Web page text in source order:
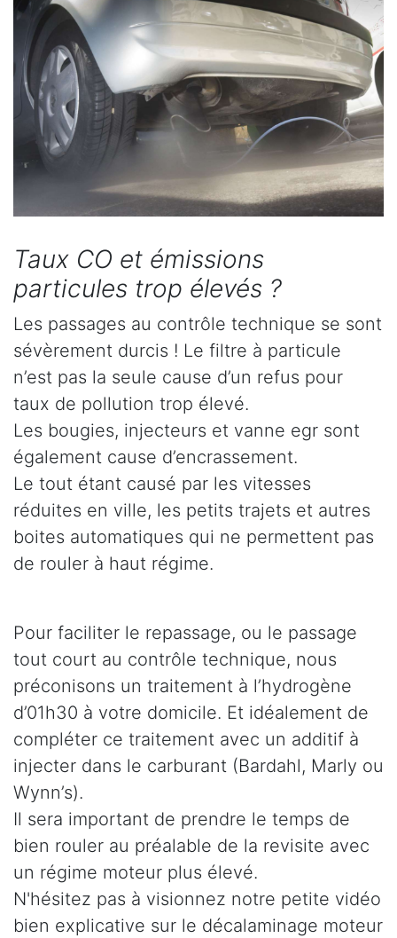
Taux CO et émissions
particules trop élevés ?
Les passages au contrôle technique se sont
sévèrement durcis ! Le filtre à particule
n’est pas la seule cause d’un refus pour
taux de pollution trop élevé.
Les bougies, injecteurs et vanne egr sont
également cause d’encrassement.
Le tout étant causé par les vitesses
réduites en ville, les petits trajets et autres
boites automatiques qui ne permettent pas
de rouler à haut régime.
Pour faciliter le repassage, ou le passage
tout court au contrôle technique, nous
préconisons un traitement à l’hydrogène
d’01h30 à votre domicile. Et idéalement de
compléter ce traitement avec un additif à
injecter dans le carburant (Bardahl, Marly ou
Wynn’s).
Il sera important de prendre le temps de
bien rouler au préalable de la revisite avec
un régime moteur plus élevé.
N'hésitez pas à visionnez notre petite vidéo
bien explicative sur le décalaminage moteur